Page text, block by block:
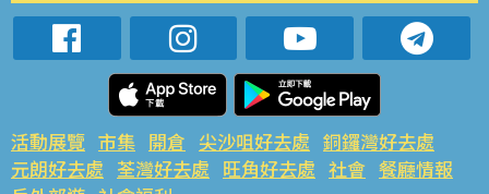
活動展覽 市集 開倉 尖沙咀好去處 銅鑼灣好去處
元朗好去處 荃灣好去處 旺角好去處 社會 餐廳情報